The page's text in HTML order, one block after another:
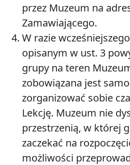
przez Muzeum na
Zamawiającego.
W razie
opisanym w ust. 3
grupy na teren
zobowiązana jest
zorganizować sobie
Lekcję. Muzeum nie
przestrzenią, w której
zaczekać na
możliwości